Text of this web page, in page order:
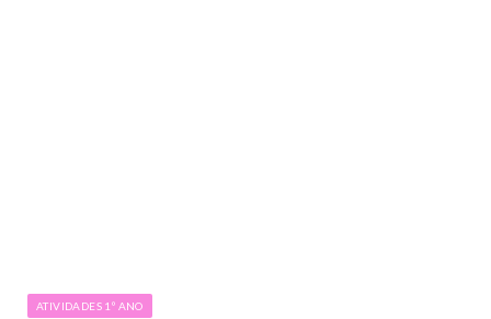
ATIVIDADES 1º ANO